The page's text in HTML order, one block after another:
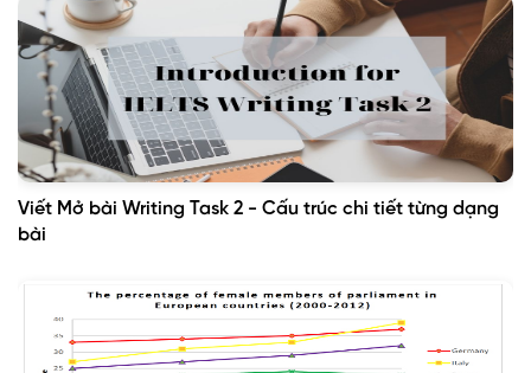
Viết Mở bài Writing Task 2 - Cấu trúc chi tiết từng dạng
bài